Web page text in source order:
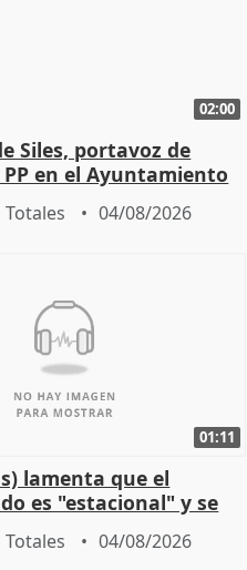
02:00
Siles, portavoz de
en el Ayuntamiento
la política
04/08/2026
01:11
lamenta que el
es "estacional" y se
acabar el verano
04/08/2026